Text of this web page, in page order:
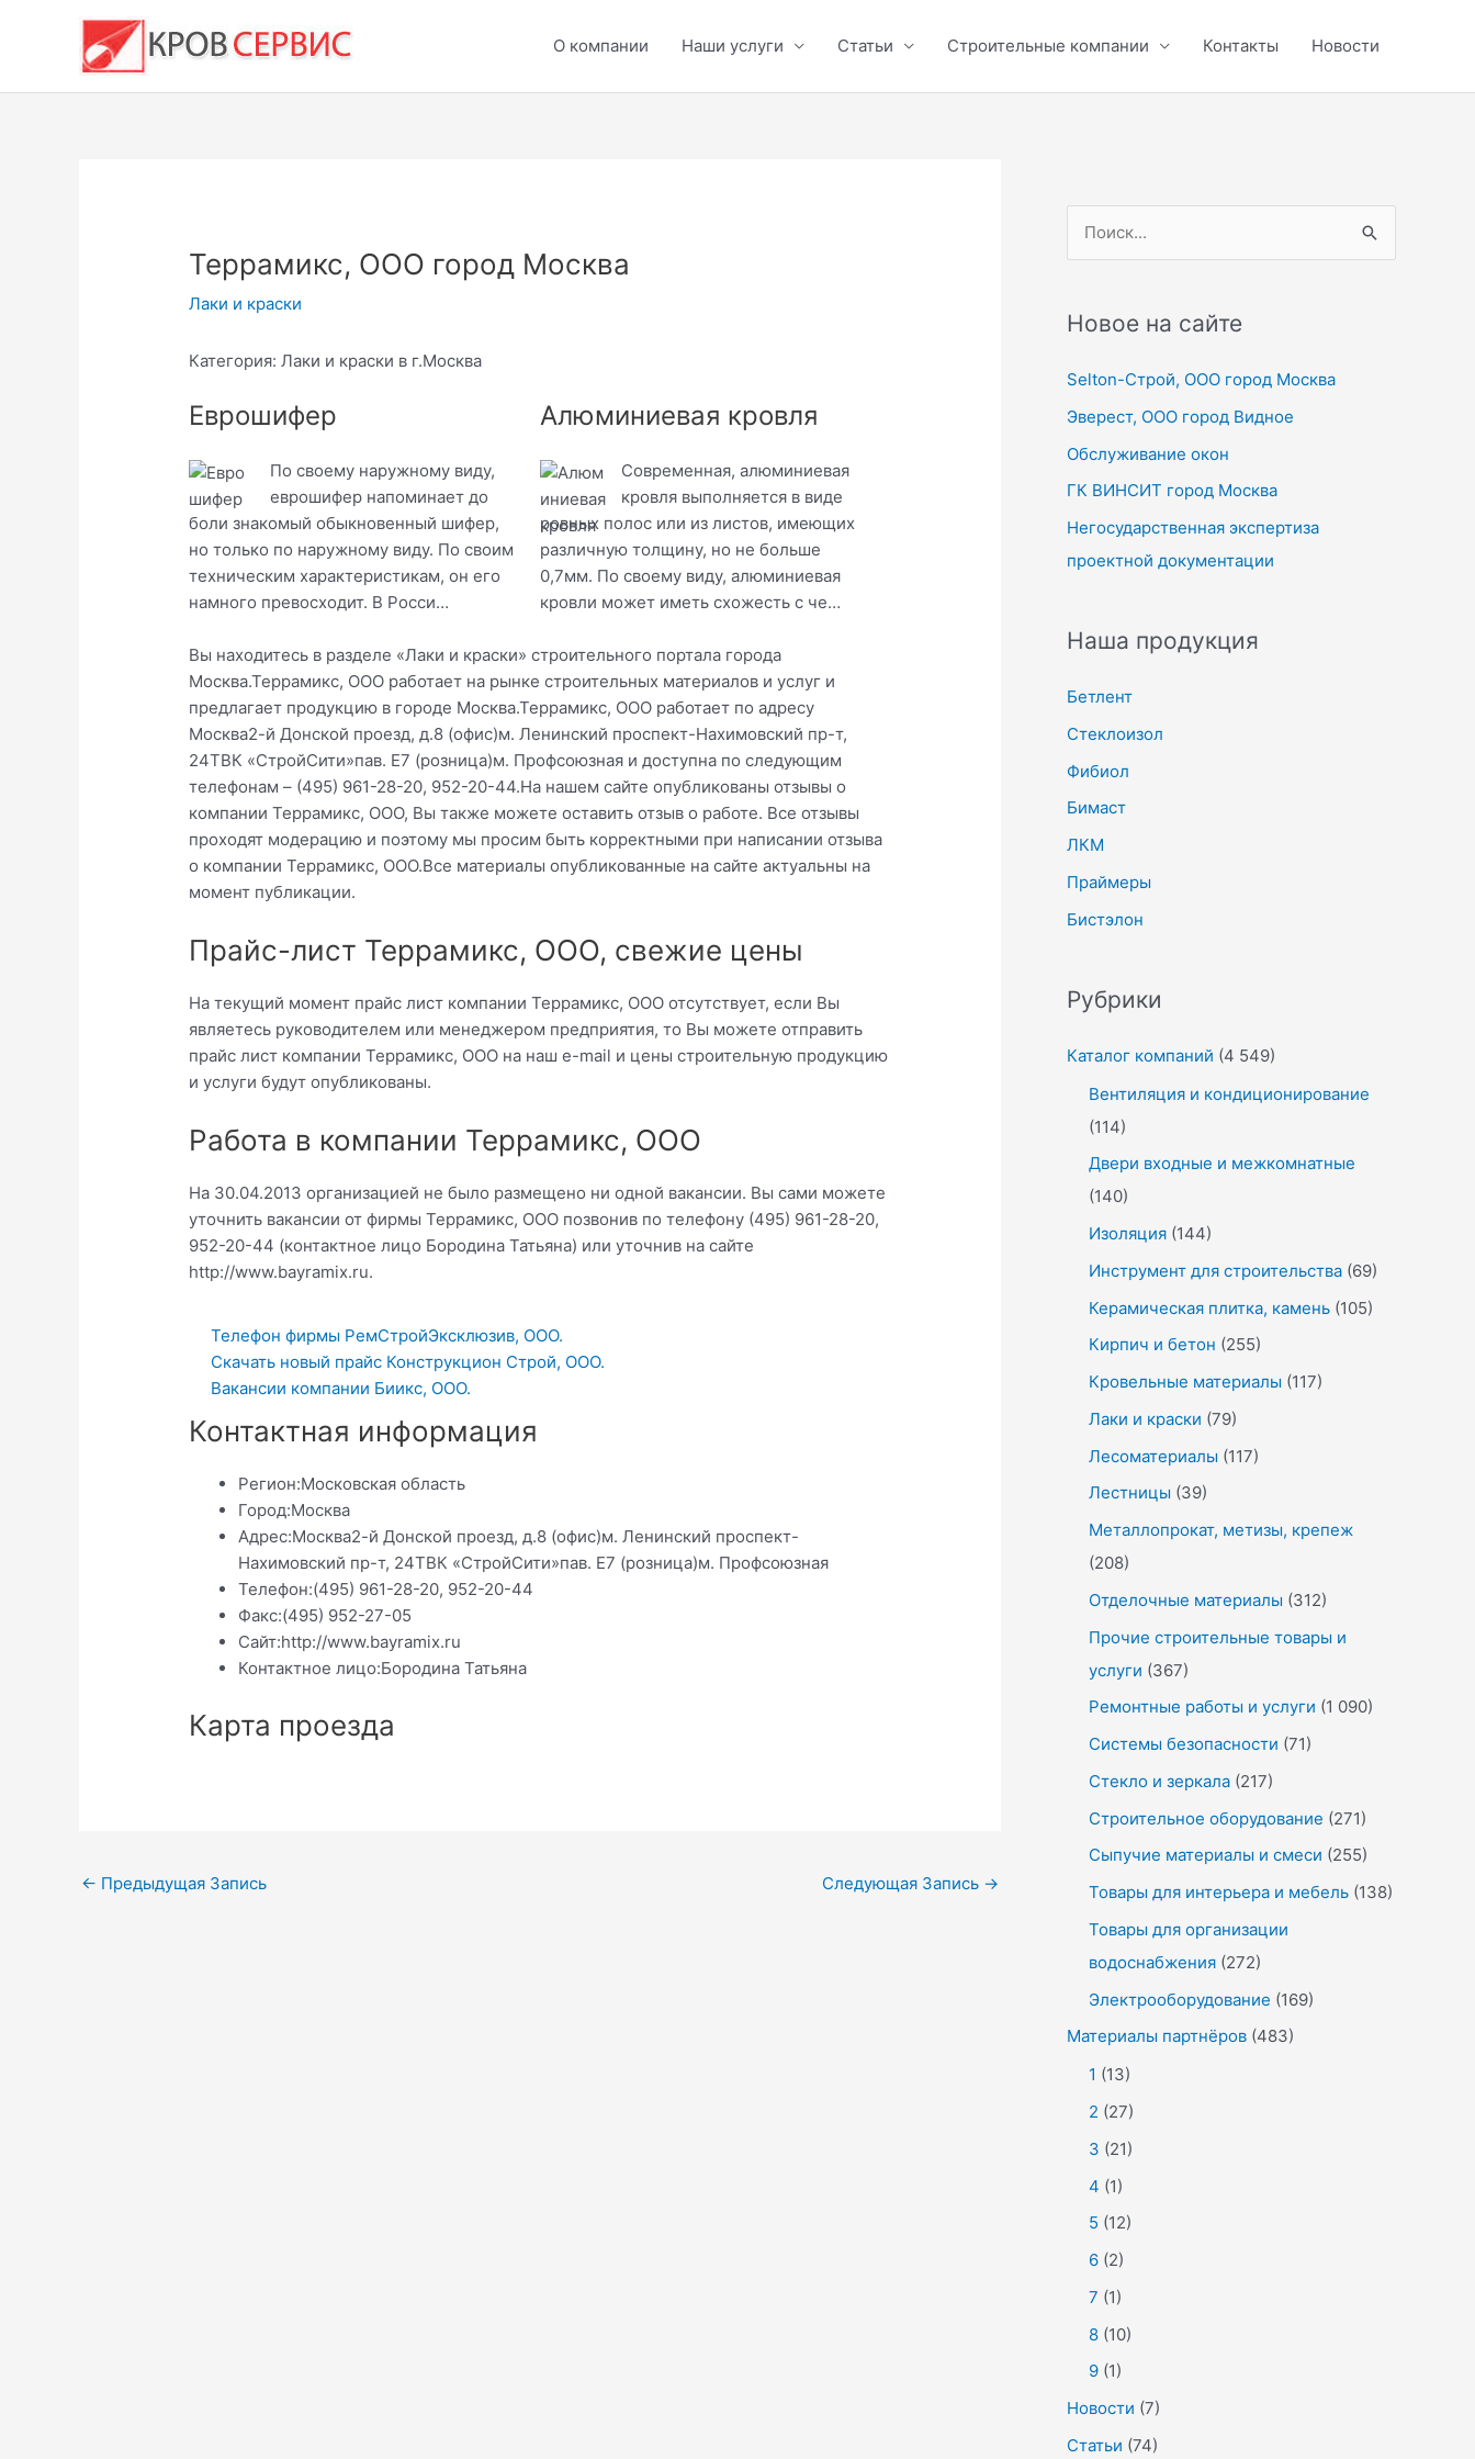
содержимому
О компании Наши услуги Статьи Строительные компании Контакты Новости
Террамикс, ООО город Москва
Лаки и краски
Категория: Лаки и краски в г.Москва
Еврошифер
По своему наружному виду,
еврошифер напоминает до
боли знакомый обыкновенный шифер,
но только по наружному виду. По своим
техническим характеристикам, он его
намного превосходит. В Росси…
Алюминиевая кровля
Современная, алюминиевая
кровля выполняется в виде
ровных полос или из листов, имеющих
различную толщину, но не больше
0,7мм. По своему виду, алюминиевая
кровли может иметь схожесть с че…
Вы находитесь в разделе «Лаки и краски» строительного портала города
Москва.Террамикс, ООО работает на рынке строительных материалов и услуг и
предлагает продукцию в городе Москва.Террамикс, ООО работает по адресу
Москва2-й Донской проезд, д.8 (офис)м. Ленинский проспект-Нахимовский пр-т,
24ТВК «СтройСити»пав. Е7 (розница)м. Профсоюзная и доступна по следующим
телефонам – (495) 961-28-20, 952-20-44.На нашем сайте опубликованы отзывы о
компании Террамикс, ООО, Вы также можете оставить отзыв о работе. Все отзывы
проходят модерацию и поэтому мы просим быть корректными при написании отзыва
о компании Террамикс, ООО.Все материалы опубликованные на сайте актуальны на
момент публикации.
Прайс-лист Террамикс, ООО, свежие цены
На текущий момент прайс лист компании Террамикс, ООО отсутствует, если Вы
являетесь руководителем или менеджером предприятия, то Вы можете отправить
прайс лист компании Террамикс, ООО на наш e-mail и цены строительную продукцию
и услуги будут опубликованы.
Работа в компании Террамикс, ООО
На 30.04.2013 организацией не было размещено ни одной вакансии. Вы сами можете
уточнить вакансии от фирмы Террамикс, ООО позвонив по телефону (495) 961-28-20,
952-20-44 (контактное лицо Бородина Татьяна) или уточнив на сайте
http://www.bayramix.ru.
Телефон фирмы РемСтройЭксклюзив, ООО.
Скачать новый прайс Конструкцион Строй, ООО.
Вакансии компании Биикс, ООО.
Контактная информация
Регион:Московская область
Город:Москва
Адрес:Москва2-й Донской проезд, д.8 (офис)м. Ленинский проспект-
Нахимовский пр-т, 24ТВК «СтройСити»пав. Е7 (розница)м. Профсоюзная
Телефон:(495) 961-28-20, 952-20-44
Факс:(495) 952-27-05
Сайт:http://www.bayramix.ru
Контактное лицо:Бородина Татьяна
Карта проезда
Навигация
← Предыдущая Запись Следующая Запись →
с
:
Новое на сайте
Selton-Строй, OOO город Москва
Эверест, ООО город Видное
Обслуживание окон
ГК ВИНСИТ город Москва
Негосударственная экспертиза
проектной документации
Наша продукция
Бетлент
Стеклоизол
Фибиол
Бимаст
ЛКМ
Праймеры
Бистэлон
Рубрики
Каталог компаний (4 549)
Вентиляция и кондиционирование
(114)
Двери входные и межкомнатные
(140)
Изоляция (144)
Инструмент для строительства (69)
Керамическая плитка, камень (105)
Кирпич и бетон (255)
Кровельные материалы (117)
Лаки и краски (79)
Лесоматериалы (117)
Лестницы (39)
Металлопрокат, метизы, крепеж
(208)
Отделочные материалы (312)
Прочие строительные товары и
услуги (367)
Ремонтные работы и услуги (1 090)
Системы безопасности (71)
Стекло и зеркала (217)
Строительное оборудование (271)
Сыпучие материалы и смеси (255)
Товары для интерьера и мебель (138)
Товары для организации
водоснабжения (272)
Электрооборудование (169)
Материалы партнёров (483)
1 (13)
2 (27)
3 (21)
4 (1)
5 (12)
6 (2)
7 (1)
8 (10)
9 (1)
Новости (7)
Статьи (74)